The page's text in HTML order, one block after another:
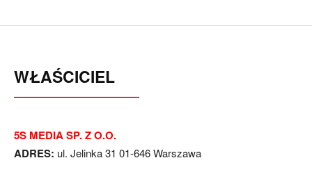
WŁAŚCICIEL
5S MEDIA SP. Z O.O.
ADRES: ul. Jelinka 31 01-646 Warszawa